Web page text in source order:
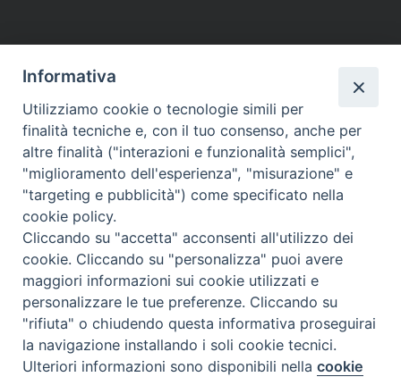
HOME VESCOVO ORARI MESSE
CURIA VESCOVILE
TUTELA MINORI
UFFICI PASTORALI PERSONE
VITA CONSACRATA
DOCUMENTI
CONTATTI
Copyright © 2018 Diocesi di Foligno /Curia . Piazza Mons. Faloci 3 - 06034
tel. 0742 350473 fax 0742 349021 email: info@diocesidifoligno.it . pec:
diocesidifoligno@pec.it
Preferenze Cookie
Informativa
Utilizziamo cookie o tecnologie simili per
finalità tecniche e, con il tuo consenso, anche per
altre finalità ("interazioni e funzionalità semplici",
"miglioramento dell'esperienza", "misurazione" e
"targeting e pubblicità") come specificato nella
cookie policy.
Cliccando su "accetta" acconsenti all'utilizzo dei
cookie. Cliccando su "personalizza" puoi avere
maggiori informazioni sui cookie utilizzati e
personalizzare le tue preferenze. Cliccando su
"rifiuta" o chiudendo questa informativa proseguirai
la navigazione installando i soli cookie tecnici.
Ulteriori informazioni sono disponibili nellacookie